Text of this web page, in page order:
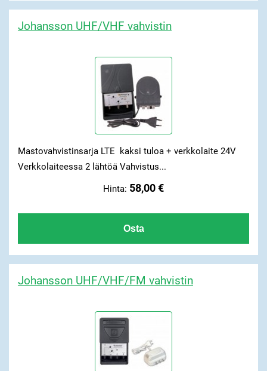
Johansson UHF/VHF vahvistin
Mastovahvistinsarja LTE kaksi tuloa + verkkolaite 24V
Verkkolaiteessa 2 lähtöä Vahvistus...
Hinta: 58,00 €
Johansson UHF/VHF/FM vahvistin